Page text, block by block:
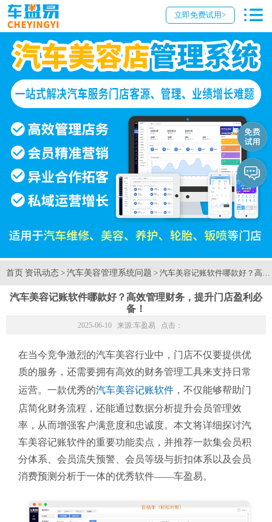
立即免费试用>
首页 资讯动态 > 汽车美容管理系统问题 > 汽车美容记账软件哪款好？高
汽车美容记账软件哪款好？高效管理财务，提升门店盈利必
备！
2025-06-10 来源:车盈易 点击：
在当今竞争激烈的汽车美容行业中，门店不仅要提供优
质的服务，还需要拥有高效的财务管理工具来支持日常
运营。一款优秀的汽车美容记账软件 ，不仅能够帮助门
店简化财务流程，还能通过数据分析提升会员管理效
率，从而增强客户满意度和忠诚度。本文将详细探讨汽
车美容记账软件的重要功能卖点，并推荐一款集会员积
分体系、会员流失预警、会员等级与折扣体系以及会员
消费预测分析于一体的优秀软件——车盈易。